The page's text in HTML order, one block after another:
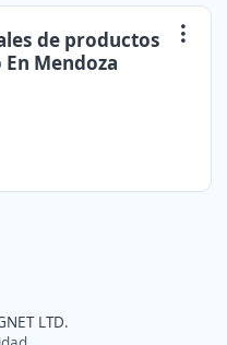
de productos
Mendoza
LTD.